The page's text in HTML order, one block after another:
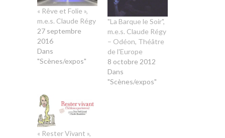
« Rêve et Folie »,
m.e.s. Claude Régy
27 septembre
2016
Dans
"Scènes/expos"
"La Barque le Soir",
m.e.s. Claude Régy
– Odéon, Théâtre
de l'Europe
8 octobre 2012
Dans
"Scènes/expos"
« Rester Vivant »,